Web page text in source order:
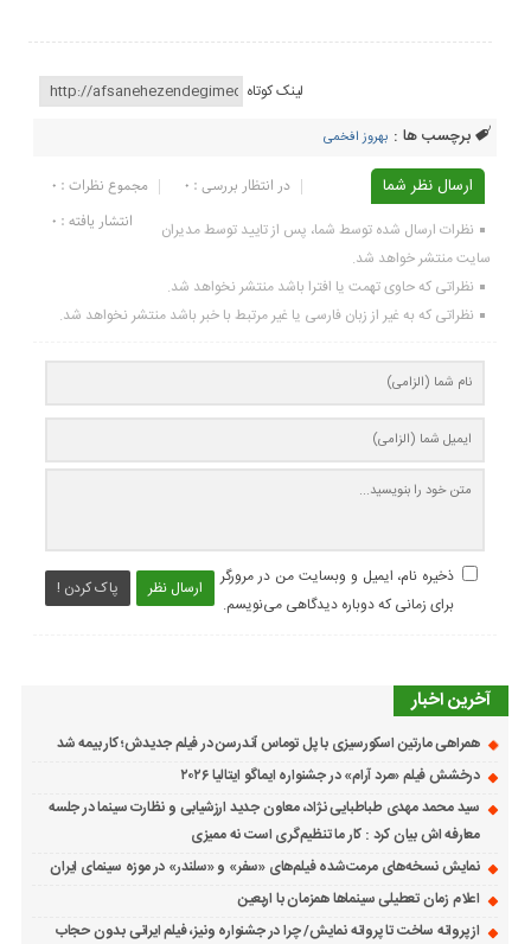
لینک کوتاه
برچسب ها : بهروز افخمی
ارسال نظر شما مجموع نظرات : 0
در انتظار بررسی : 0
انتشار یافته : ۰
نظرات ارسال شده توسط شما، پس از تایید توسط مدیران
سایت منتشر خواهد شد.
نظراتی که حاوی تهمت یا افترا باشد منتشر نخواهد شد.
نظراتی که به غیر از زبان فارسی یا غیر مرتبط با خبر باشد منتشر نخواهد شد.
ارسال نظر پاک کردن !
ذخیره نام، ایمیل و وبسایت من در مرورگر
برای زمانی که دوباره دیدگاهی می‌نویسم.
آخرین اخبار
همراهی مارتین اسکورسیزی با پل توماس ٱندرسن در فیلم جدیدش؛ کار بیمه شد
درخشش فیلم «مرد آرام» در جشنواره ایماگو ایتالیا ۲۰۲۶
سید محمد مهدی طباطبایی نژاد، معاون جدید ارزشیابی و نظارت سینما در جلسه
معارفه اش بیان کرد : کار ما تنظیم‌گری است نه ممیزی
نمایش نسخه‌های مرمت‌شده فیلم‌های «سفر» و «سلندر» در موزه سینمای ایران
اعلام زمان تعطیلی سینماها همزمان با اربعین
از پروانه ساخت تا پروانه نمایش/ چرا در جشنواره ونیز، فیلم ایرانی بدون حجاب